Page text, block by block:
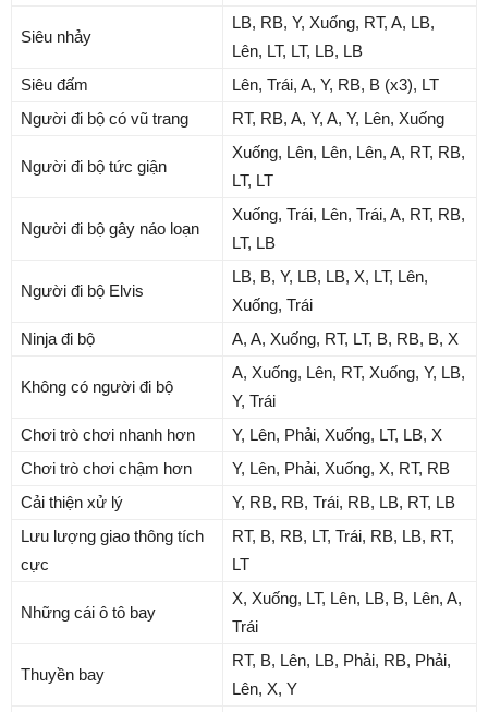
Siêu nhảy
LB, RB, Y, Xuống, RT, A, LB,
Lên, LT, LT, LB, LB
Siêu đấm
Lên, Trái, A, Y, RB, B (x3), LT
Người đi bộ có vũ trang
RT, RB, A, Y, A, Y, Lên, Xuống
Người đi bộ tức giận
Xuống, Lên, Lên, Lên, A, RT, RB,
LT, LT
Người đi bộ gây náo loạn
Xuống, Trái, Lên, Trái, A, RT, RB,
LT, LB
Người đi bộ Elvis
LB, B, Y, LB, LB, X, LT, Lên,
Xuống, Trái
Ninja đi bộ
A, A, Xuống, RT, LT, B, RB, B, X
Không có người đi bộ
A, Xuống, Lên, RT, Xuống, Y, LB,
Y, Trái
Chơi trò chơi nhanh hơn
Y, Lên, Phải, Xuống, LT, LB, X
Chơi trò chơi chậm hơn
Y, Lên, Phải, Xuống, X, RT, RB
Cải thiện xử lý
Y, RB, RB, Trái, RB, LB, RT, LB
Lưu lượng giao thông tích
cực
RT, B, RB, LT, Trái, RB, LB, RT,
LT
Những cái ô tô bay
X, Xuống, LT, Lên, LB, B, Lên, A,
Trái
Thuyền bay
RT, B, Lên, LB, Phải, RB, Phải,
Lên, X, Y